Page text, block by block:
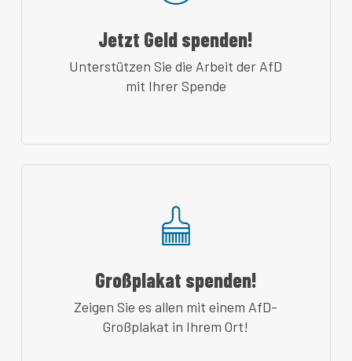
Jetzt Geld spenden!
Unterstützen Sie die Arbeit der AfD
mit Ihrer Spende
Großplakat spenden!
Zeigen Sie es allen mit einem AfD-
Großplakat in Ihrem Ort!